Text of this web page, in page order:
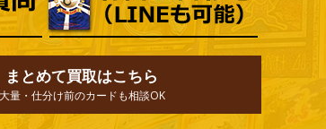
まとめて買取はこちら
大量・仕分け前のカードも相談OK